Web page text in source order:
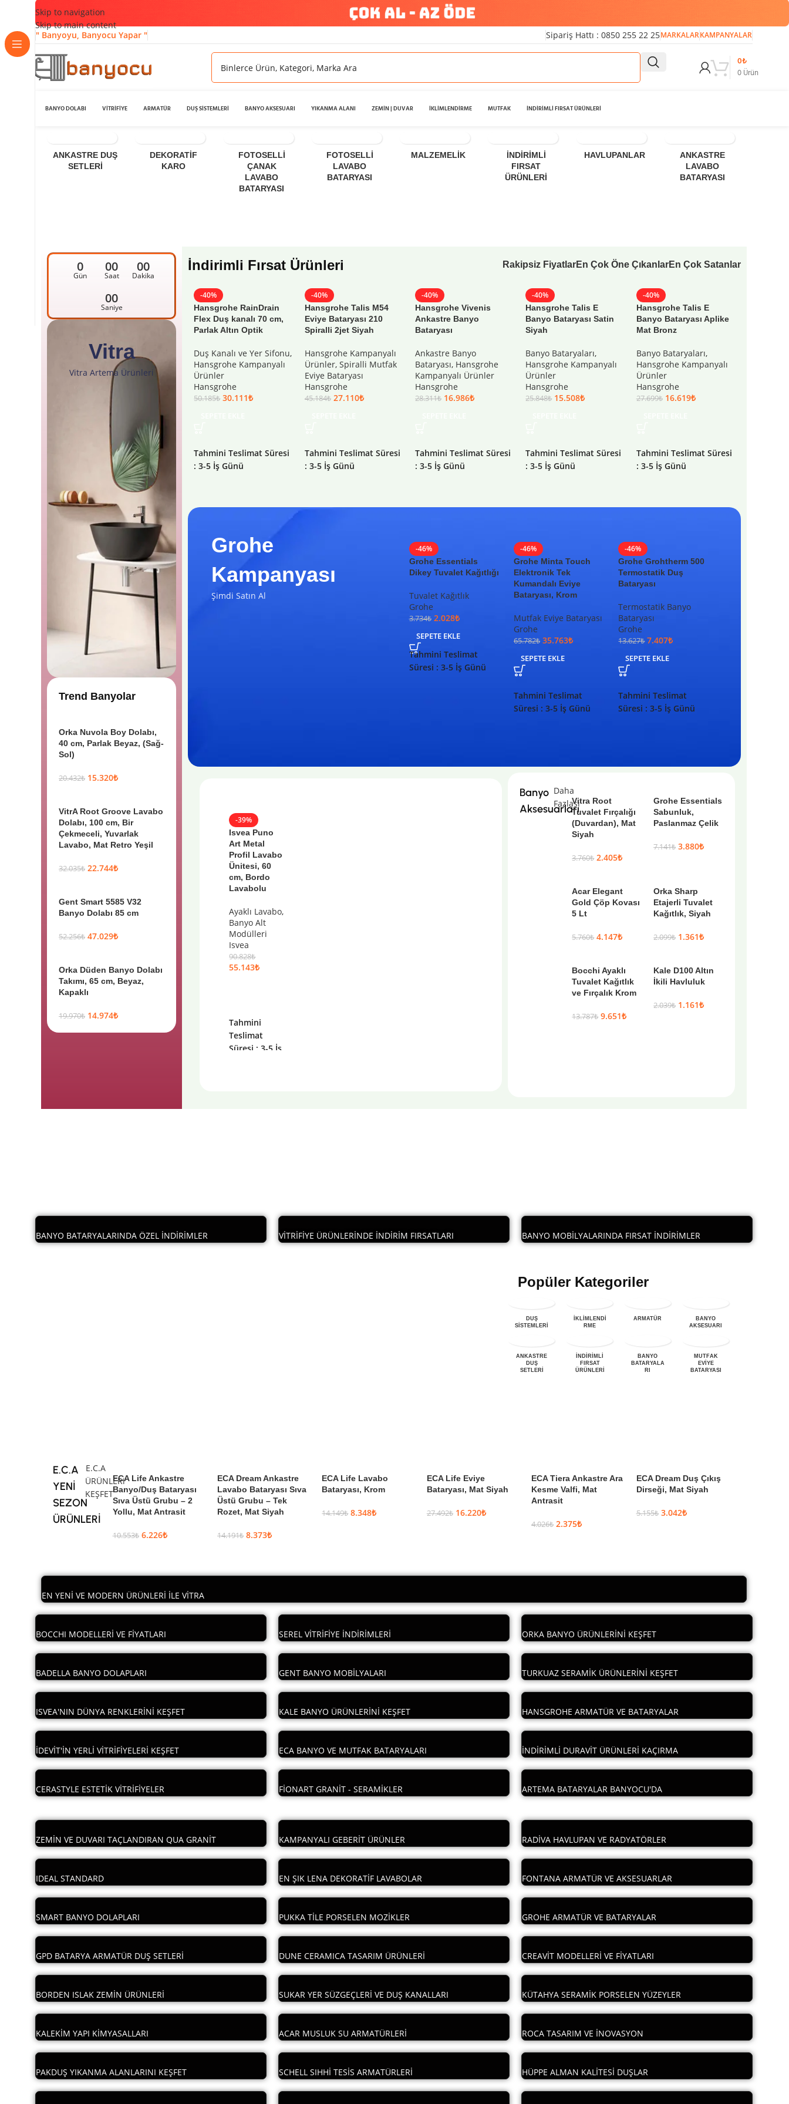
Skip to navigation
Skip to main content
" Banyoyu, Banyocu Yapar "
Sipariş Hattı : 0850 255 22 25MARKALARKAMPANYALAR
0Ürün
0₺
BANYO DOLABI VİTRİFİYE ARMATÜR DUŞ SİSTEMLERİ BANYO AKSESUARI YIKANMA ALANI ZEMİN | DUVAR İKLİMLENDİRME MUTFAK İNDİRİMLİ FIRSAT ÜRÜNLERİ
ANKASTRE DUŞ
SETLERI
DEKORATIF
KARO
FOTOSELLI
ÇANAK
LAVABO
BATARYASI
FOTOSELLI
LAVABO
BATARYASI
MALZEMELIK
İNDİRİMLİ
FIRSAT
ÜRÜNLERİ
HAVLUPANLAR
ANKASTRE
LAVABO
BATARYASI
0
Gün
00
Saat
00
Dakika
00
Saniye
Vitra
Vitra Artema Ürünleri
Trend Banyolar
Orka Nuvola Boy Dolabı,
40 cm, Parlak Beyaz, (Sağ-
Sol)
20.432₺ 15.320₺
VitrA Root Groove Lavabo
Dolabı, 100 cm, Bir
Çekmeceli, Yuvarlak
Lavabo, Mat Retro Yeşil
32.035₺ 22.744₺
Gent Smart 5585 V32
Banyo Dolabı 85 cm
52.256₺ 47.029₺
Orka Düden Banyo Dolabı
Takımı, 65 cm, Beyaz,
Kapaklı
19.970₺ 14.974₺
İndirimli Fırsat Ürünleri Rakipsiz FiyatlarEn Çok Öne ÇıkanlarEn Çok Satanlar
-40%
Hansgrohe RainDrain
Flex Duş kanalı 70 cm,
Parlak Altın Optik
Duş Kanalı ve Yer Sifonu,
Hansgrohe Kampanyalı
Ürünler
Hansgrohe
50.185₺ 30.111₺
Tahmini Teslimat Süresi
: 3-5 İş Günü
-40%
Hansgrohe Talis M54
Eviye Bataryası 210
Spiralli 2jet Siyah
Hansgrohe Kampanyalı
Ürünler, Spiralli Mutfak
Eviye Bataryası
Hansgrohe
45.184₺ 27.110₺
Tahmini Teslimat Süresi
: 3-5 İş Günü
-40%
Hansgrohe Vivenis
Ankastre Banyo
Bataryası
Ankastre Banyo
Bataryası, Hansgrohe
Kampanyalı Ürünler
Hansgrohe
28.311₺ 16.986₺
Tahmini Teslimat Süresi
: 3-5 İş Günü
-40%
Hansgrohe Talis E
Banyo Bataryası Satin
Siyah
Banyo Bataryaları,
Hansgrohe Kampanyalı
Ürünler
Hansgrohe
25.848₺ 15.508₺
Tahmini Teslimat Süresi
: 3-5 İş Günü
-40%
Hansgrohe Talis E
Banyo Bataryası Aplike
Mat Bronz
Banyo Bataryaları,
Hansgrohe Kampanyalı
Ürünler
Hansgrohe
27.699₺ 16.619₺
Tahmini Teslimat Süresi
: 3-5 İş Günü
Grohe
Kampanyası
Şimdi Satın Al
-46%
Grohe Essentials
Dikey Tuvalet Kağıtlığı
Tuvalet Kağıtlık
Grohe
3.734₺ 2.028₺
SEPETE EKLE
Tahmini Teslimat
Süresi : 3-5 İş Günü
-46%
Grohe Minta Touch
Elektronik Tek
Kumandalı Eviye
Bataryası, Krom
Mutfak Eviye Bataryası
Grohe
65.782₺ 35.763₺
SEPETE EKLE
Tahmini Teslimat
Süresi : 3-5 İş Günü
-46%
Grohe Grohtherm 500
Termostatik Duş
Bataryası
Termostatik Banyo
Bataryası
Grohe
13.627₺ 7.407₺
SEPETE EKLE
Tahmini Teslimat
Süresi : 3-5 İş Günü
-39%
Isvea Puno
Art Metal
Profil Lavabo
Ünitesi, 60
cm, Bordo
Lavabolu
Ayaklı Lavabo,
Banyo Alt
Modülleri
Isvea
90.828₺
55.143₺
Tahmini
Teslimat
Süresi : 3-5 İş
Banyo
Aksesuarları
Daha
FazlasıVitra Root
Tuvalet Fırçalığı
(Duvardan), Mat
Siyah
3.760₺ 2.405₺
Grohe Essentials
Sabunluk,
Paslanmaz Çelik
7.141₺ 3.880₺
Acar Elegant
Gold Çöp Kovası
5 Lt
5.760₺ 4.147₺
Orka Sharp
Etajerli Tuvalet
Kağıtlık, Siyah
2.099₺ 1.361₺
Bocchi Ayaklı
Tuvalet Kağıtlık
ve Fırçalık Krom
13.787₺ 9.651₺
Kale D100 Altın
İkili Havluluk
2.039₺ 1.161₺
BANYO BATARYALARINDA ÖZEL İNDİRİMLER VİTRİFİYE ÜRÜNLERİNDE İNDİRİM FIRSATLARI BANYO MOBİLYALARINDA FIRSAT İNDİRİMLER
Popüler Kategoriler
DUŞ
SİSTEMLERİ
İKLİMLENDİ
RME
ARMATÜR
BANYO
AKSESUARI
ANKASTRE
DUŞ
SETLERI
İNDİRİMLİ
FIRSAT
ÜRÜNLERİ
BANYO
BATARYALA
RI
MUTFAK
EVIYE
BATARYASI
E.C.A
YENİ
SEZON
ÜRÜNLERİ
E.C.A
ÜRÜNLERi
KEŞFET
ECA Life Ankastre
Banyo/Duş Bataryası
Sıva Üstü Grubu – 2
Yollu, Mat Antrasit
10.553₺ 6.226₺
ECA Dream Ankastre
Lavabo Bataryası Sıva
Üstü Grubu – Tek
Rozet, Mat Siyah
14.191₺ 8.373₺
ECA Life Lavabo
Bataryası, Krom
14.149₺ 8.348₺
ECA Life Eviye
Bataryası, Mat Siyah
27.492₺ 16.220₺
ECA Tiera Ankastre Ara
Kesme Valfi, Mat
Antrasit
4.026₺ 2.375₺
ECA Dream Duş Çıkış
Dirseği, Mat Siyah
5.155₺ 3.042₺
EN YENİ VE MODERN ÜRÜNLERİ İLE VİTRA
BOCCHI MODELLERİ VE FİYATLARI
BADELLA BANYO DOLAPLARI
ISVEA'NIN DÜNYA RENKLERİNİ KEŞFET
İDEVİT'İN YERLİ VİTRİFİYELERİ KEŞFET
CERASTYLE ESTETİK VİTRİFİYELER
SEREL VİTRİFİYE İNDİRİMLERİ
GENT BANYO MOBİLYALARI
KALE BANYO ÜRÜNLERİNİ KEŞFET
ECA BANYO VE MUTFAK BATARYALARI
FİONART GRANİT - SERAMİKLER
ORKA BANYO ÜRÜNLERİNİ KEŞFET
TURKUAZ SERAMİK ÜRÜNLERİNİ KEŞFET
HANSGROHE ARMATÜR VE BATARYALAR
İNDİRİMLİ DURAVİT ÜRÜNLERİ KAÇIRMA
ARTEMA BATARYALAR BANYOCU'DA
ZEMİN VE DUVARI TAÇLANDIRAN QUA GRANİT
IDEAL STANDARD
SMART BANYO DOLAPLARI
GPD BATARYA ARMATÜR DUŞ SETLERİ
BORDEN ISLAK ZEMİN ÜRÜNLERİ
KAMPANYALI GEBERİT ÜRÜNLER
EN ŞIK LENA DEKORATİF LAVABOLAR
PUKKA TİLE PORSELEN MOZİKLER
DUNE CERAMICA TASARIM ÜRÜNLERİ
SUKAR YER SÜZGEÇLERİ VE DUŞ KANALLARI
RADİVA HAVLUPAN VE RADYATÖRLER
FONTANA ARMATÜR VE AKSESUARLAR
GROHE ARMATÜR VE BATARYALAR
CREAVİT MODELLERİ VE FİYATLARI
KÜTAHYA SERAMİK PORSELEN YÜZEYLER
KALEKİM YAPI KİMYASALLARI
PAKDUŞ YIKANMA ALANLARINI KEŞFET
ACAR MUSLUK SU ARMATÜRLERİ
SCHELL SIHHİ TESİS ARMATÜRLERİ
ROCA TASARIM VE İNOVASYON
HÜPPE ALMAN KALİTESİ DUŞLAR